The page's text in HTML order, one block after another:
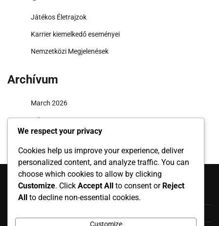
Játékos Életrajzok
Karrier kiemelkedő eseményei
Nemzetközi Megjelenések
Archívum
March 2026
February 2026
Kategóriák
Játékos Életrajzok
We respect your privacy
Cookies help us improve your experience, deliver
personalized content, and analyze traffic. You can
choose which cookies to allow by clicking
Customize. Click Accept All to consent or Reject
All to decline non-essential cookies.
Customize